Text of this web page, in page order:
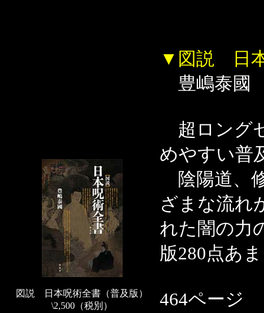
図説 日本呪術全書（普及版）
\2,500（税別）
▼図説 日本
豊嶋泰國
超ロング
めやすい普
陰陽道、
ざまな流れ
れた闇の力
版280点あ
464ページ